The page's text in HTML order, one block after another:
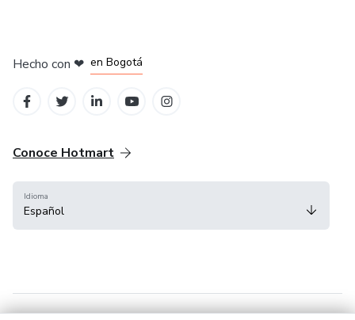
Hecho con ❤ en Bogotá
Conoce Hotmart
Idioma
Español